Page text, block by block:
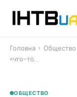
Головна › Общество
«что-то…
ОБЩЕСТВО